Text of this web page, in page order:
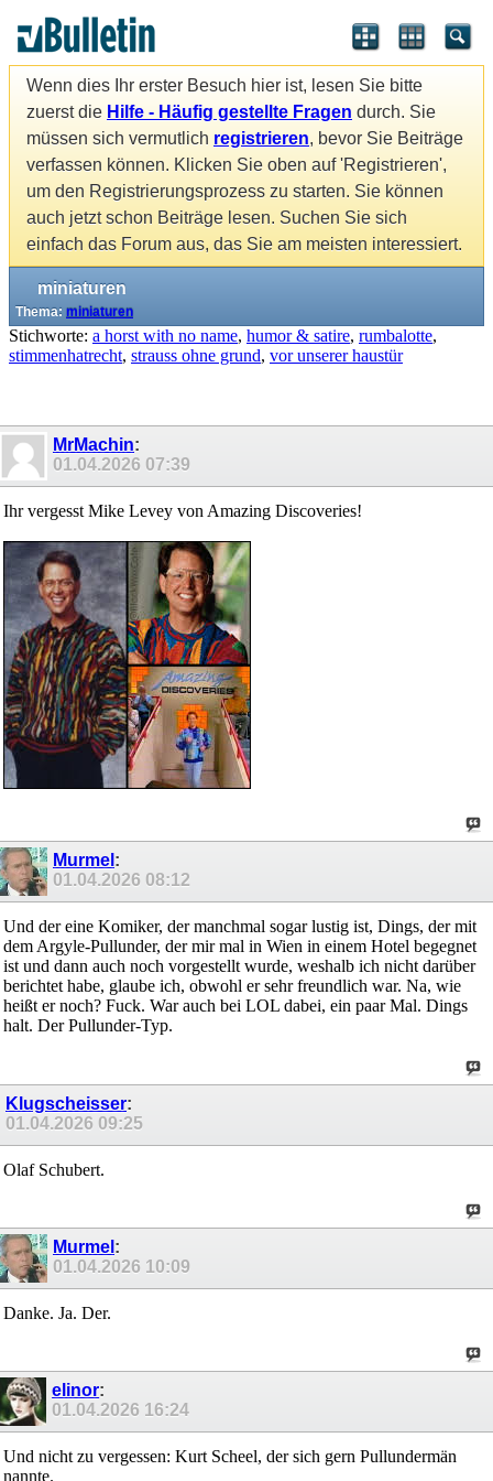
Wenn dies Ihr erster Besuch hier ist, lesen Sie bitte
zuerst die Hilfe - Häufig gestellte Fragen durch. Sie
müssen sich vermutlich registrieren, bevor Sie Beiträge
verfassen können. Klicken Sie oben auf 'Registrieren',
um den Registrierungsprozess zu starten. Sie können
auch jetzt schon Beiträge lesen. Suchen Sie sich
einfach das Forum aus, das Sie am meisten interessiert.
miniaturen
Thema: miniaturen
Stichworte: a horst with no name, humor & satire, rumbalotte,
stimmenhatrecht, strauss ohne grund, vor unserer haustür
MrMachin:
01.04.2026 07:39
Ihr vergesst Mike Levey von Amazing Discoveries!
Murmel :
01.04.2026 08:12
Und der eine Komiker, der manchmal sogar lustig ist, Dings, der mit
dem Argyle-Pullunder, der mir mal in Wien in einem Hotel begegnet
ist und dann auch noch vorgestellt wurde, weshalb ich nicht darüber
berichtet habe, glaube ich, obwohl er sehr freundlich war. Na, wie
heißt er noch? Fuck. War auch bei LOL dabei, ein paar Mal. Dings
halt. Der Pullunder-Typ.
Klugscheisser:
01.04.2026 09:25
Olaf Schubert.
Murmel :
01.04.2026 10:09
Danke. Ja. Der.
elinor:
01.04.2026 16:24
Und nicht zu vergessen: Kurt Scheel, der sich gern Pullundermän
nannte.